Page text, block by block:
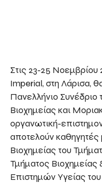
Στις 23-25 Νοεμβρίου
Imperial, στη Λάρισα,
Πανελλήνιο Συνέδριο
Βιοχημείας και
οργανωτική-
αποτελούν καθηγητές
Βιοχημείας του
Τμήματος Βιοχημείας
Επιστημών Υγείας